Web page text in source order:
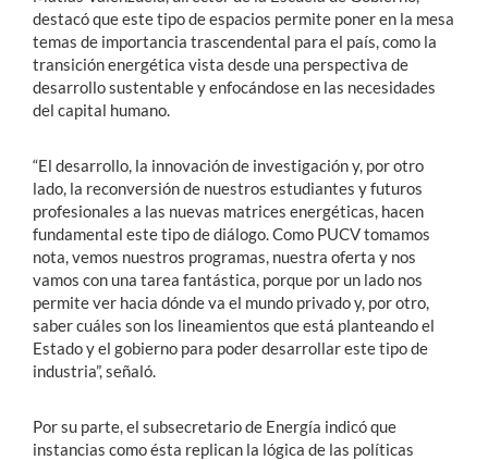
destacó que este tipo de espacios permite poner en la mesa
temas de importancia trascendental para el país, como la
transición energética vista desde una perspectiva de
desarrollo sustentable y enfocándose en las necesidades
del capital humano.
“El desarrollo, la innovación de investigación y, por otro
lado, la reconversión de nuestros estudiantes y futuros
profesionales a las nuevas matrices energéticas, hacen
fundamental este tipo de diálogo. Como PUCV tomamos
nota, vemos nuestros programas, nuestra oferta y nos
vamos con una tarea fantástica, porque por un lado nos
permite ver hacia dónde va el mundo privado y, por otro,
saber cuáles son los lineamientos que está planteando el
Estado y el gobierno para poder desarrollar este tipo de
industria”, señaló.
Por su parte, el subsecretario de Energía indicó que
instancias como ésta replican la lógica de las políticas